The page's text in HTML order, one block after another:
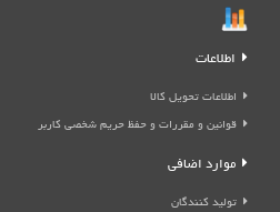
اطلاعات
اطلاعات تحویل کالا
قوانین و مقررات و حفظ حریم شخصی کاربر
موارد اضافی
تولید کنندگان